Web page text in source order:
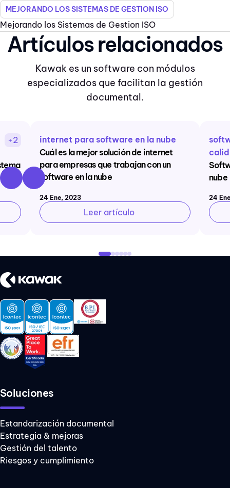
MEJORANDO LOS SISTEMAS DE GESTION ISO
Mejorando los Sistemas de Gestion ISO
Artículos relacionados
Kawak es un software con módulos
especializados que facilitan la gestión
documental.
+2
internet para software en la nube
Cuál es la mejor solución de internet
para empresas que trabajan con un
software en la nube
24 Ene, 2023
Leer artículo
nube
24
Soluciones
Estandarización documental
Estrategia & mejoras
Gestión del talento
Riesgos y cumplimiento